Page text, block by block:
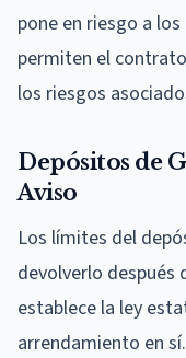
pone en riesgo a
permiten el
los riesgos
Depósitos de
Aviso
Los límites del
devolverlo después
establece la ley
arrendamiento en